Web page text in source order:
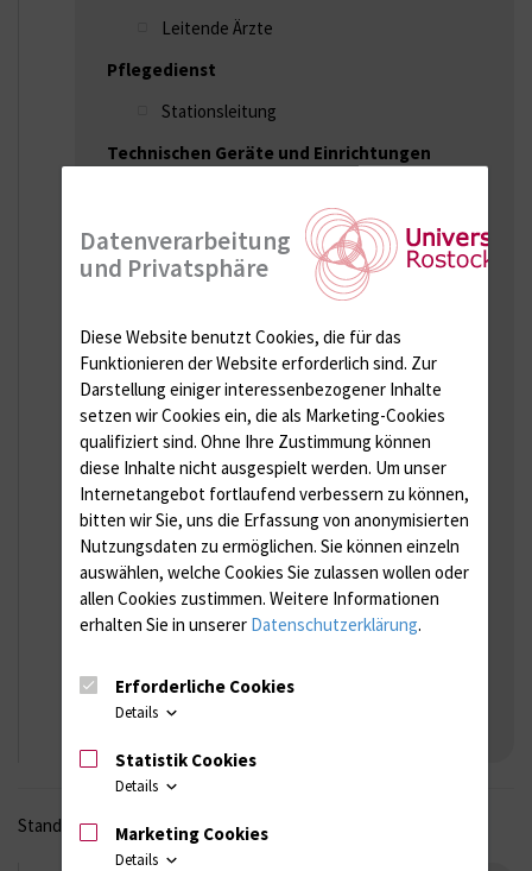
Leitende Ärzte
Pflegedienst
Stationsleitung
Technischen Geräte und Einrichtungen
Fachabteilungen bzw.
Geschäftsbereich Bau/Betriebs- und
Medizintechnik / Fachbereich
Medizinisch radiologischen Assistenten
Gesamtleitung MTRA
Physiotherapeuten
Leitende Physiotherapeuten
Tochtergesellschaften der UMR
Jeweilige Geschäftsführung
Mit ihrer/seiner Unterschrift bestätigt jede/jeder
Mitarbeiterin/Mitarbeiter, dass sie/er den Inhalt
der Hygieneordnung zur Kenntnis genommen hat.
Sie/er bestätigt weiterhin, dass sie/er alle zum
Verständnis notwendigen Erläuterungen
Stand: Oktober 2022
Datenverarbeitung
und Privatsphäre
Diese Website benutzt Cookies, die für das
Funktionieren der Website erforderlich sind. Zur
Darstellung einiger interessenbezogener Inhalte
setzen wir Cookies ein, die als Marketing-Cookies
qualifiziert sind. Ohne Ihre Zustimmung können
diese Inhalte nicht ausgespielt werden. Um unser
Internetangebot fortlaufend verbessern zu können,
bitten wir Sie, uns die Erfassung von anonymisierten
Nutzungsdaten zu ermöglichen. Sie können einzeln
auswählen, welche Cookies Sie zulassen wollen oder
allen Cookies zustimmen. Weitere Informationen
erhalten Sie in unserer Datenschutzerklärung.
Erforderliche Cookies
Details
Statistik Cookies
Details
Marketing Cookies
Details